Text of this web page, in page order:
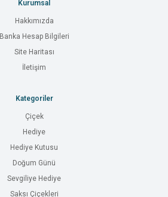
Kurumsal
Hakkımızda
Banka Hesap Bilgileri
Site Haritası
İletişim
Kategoriler
Çiçek
Hediye
Hediye Kutusu
Doğum Günü
Sevgiliye Hediye
Saksı Çiçekleri